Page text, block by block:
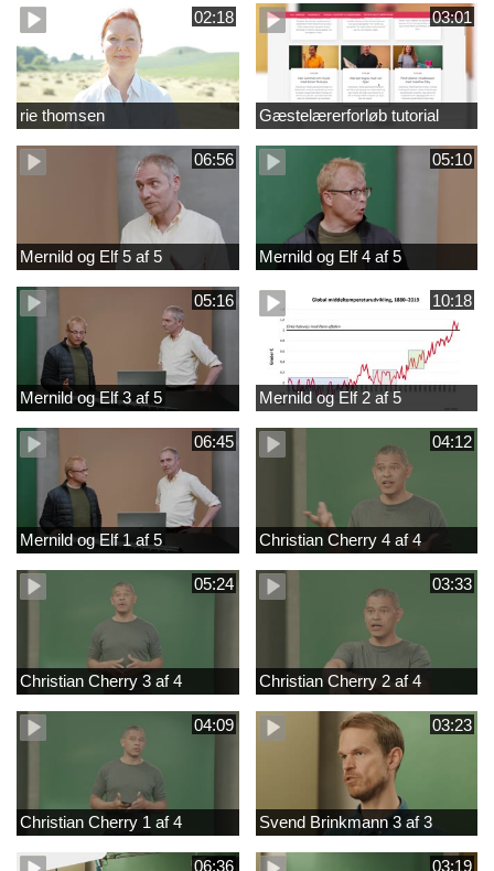
02:18
rie thomsen
03:01
Gæstelærerforløb tutorial
06:56
Mernild og Elf 5 af 5
05:10
Mernild og Elf 4 af 5
05:16
Mernild og Elf 3 af 5
10:18
Mernild og Elf 2 af 5
06:45
Mernild og Elf 1 af 5
04:12
Christian Cherry 4 af 4
05:24
Christian Cherry 3 af 4
03:33
Christian Cherry 2 af 4
04:09
Christian Cherry 1 af 4
03:23
Svend Brinkmann 3 af 3
06:36 03:19